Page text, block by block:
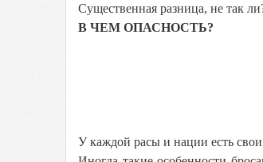
Существенная разница, не так
В ЧЕМ ОПАСНОСТЬ?
У каждой расы и нации есть